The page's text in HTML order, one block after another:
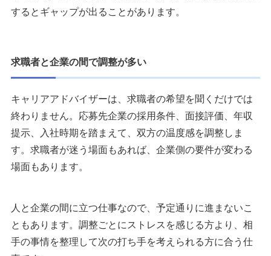
するとギャップが出ることがあります。
求職者と企業の間で調整が多い
キャリアアドバイザーは、求職者の希望を聞くだけでは
終わりません。応募先企業の採用条件、面接評価、年収
提示、入社時期を踏まえて、双方の温度感を調整しま
す。求職者が迷う場面もあれば、企業側の要件が変わる
場面もあります。
人と企業の間に立つ仕事なので、予定通りに進まないこ
ともあります。調整ごとにストレスを感じる方より、相
手の事情を整理して次の打ち手を考えられる方に合う仕